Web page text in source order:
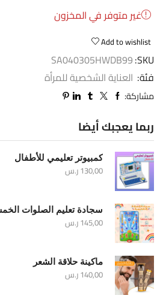
غير متوفر في المخزون
Add to wishlist
SKU:
SA040305HWDB99
فئة: العناية الشخصية للمرأة
مشاركة:
ربما يعجبك أيضا
كمبيوتر تعليمي للأطفال
130,00ر.س
سجادة تعليم الصلوات
145,00ر.س
ماكينة حلاقة الشعر
140,00ر.س